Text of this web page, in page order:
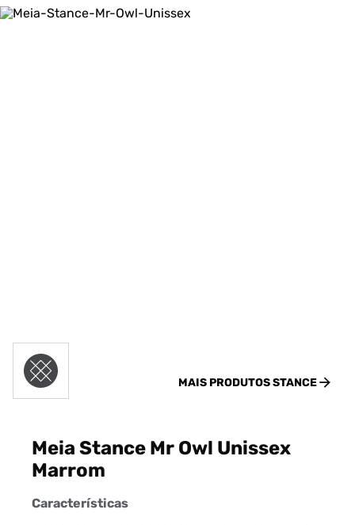
MAIS PRODUTOSSTANCE
Meia Stance Mr Owl Unissex
Marrom
Características